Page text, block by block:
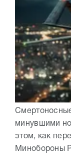
минувшими
этом, как
Минобороны